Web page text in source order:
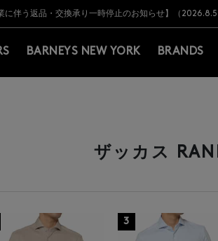
員のお客様は11,000円（税込）以上のお買上げで常時
に伴う返品・交換承り一時停止のお知らせ】（2026.8.5
中心とした地震の影響によるお荷物のお届けについて
【開催中】SUMMER SALEのご案内・ご注意事項
員のお客様は11,000円（税込）以上のお買上げで常時
に伴う返品・交換承り一時停止のお知らせ】（2026.8.5
BARNEYS NEW YORK BRANDS
ザッカス
3